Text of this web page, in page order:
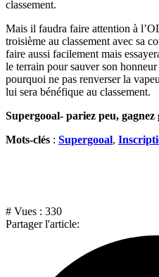
classement.
Mais il faudra faire attention à
troisième au classement avec sa
faire aussi facilement mais
le terrain pour sauver son
pourquoi ne pas renverser la
lui sera bénéfique au classement.
Supergooal- pariez peu, gagnez
Mots-clés : Supergooal,
# Vues : 330
Partager l'article: